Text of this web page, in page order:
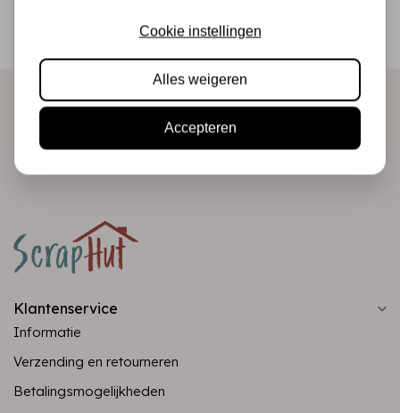
Ontvang als eerste onze actie en nieuwe producten
Klantenservice
Informatie
Verzending en retourneren
Betalingsmogelijkheden
Cookie instellingen
Alles weigeren
Accepteren